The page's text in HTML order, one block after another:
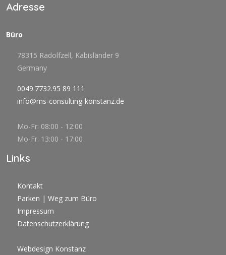
Adresse
Büro
78315 Radolfzell, Kabisländer 9
Germany
0049.7732.95 89 111
info@ms-consulting-konstanz.de
Mo-Fr: 08:00 - 12:00
Mo-Fr: 13:00 - 17:00
Links
Kontakt
Parken | Weg zum Büro
Impressum
Datenschutzerklärung
Webdesign Konstanz